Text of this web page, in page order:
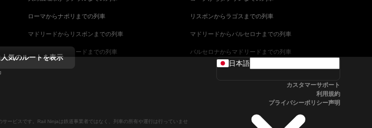
ローマからナポリまでの列車 リスボンからラゴスまでの列車
マドリードからリスボンまでの列車 マドリードからバルセロナまでの列車
マラガからマドリードまでの列車 バルセロナからマドリードまでの列車
ヴェネツィアからローマまでの列車
ウィーンからザルツブルクまでの列車
アリカンテからマドリードまでの列車
キャンベラからシドニーまでの列車 フィレンツェからヴェネツィアまでの列車
気のルートを表示
ービスです。Rail Ninjaは鉄道事業者ではなく、列車の所有や運行は行っていませ
日本語
カスタマーサポート
利用規約
プライバシーポリシー声明